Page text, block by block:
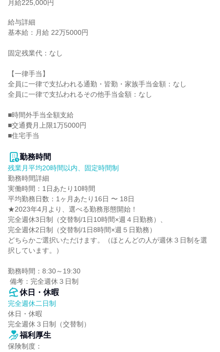
月給225,000円
給与詳細
基本給：月給 22万5000円
固定残業代：なし
【一律手当】
全員に一律で支払われる通勤・皆勤・家族手当金額：なし
全員に一律で支払われるその他手当金額：なし
■時間外手当全額支給
■交通費月上限1万5000円
■住宅手当
勤務時間
残業月平均20時間以内、固定時間制
勤務時間詳細
実働時間：1日あたり10時間
平均勤務日数：1ヶ月あたり16日 〜 18日
★2023年4月より、選べる勤務形態開始！
完全週休3日制（交替制/1日10時間×週４日勤務）、
完全週休2日制（交替制/1日8時間×週５日勤務）
どちらかご選択いただけます。（ほとんどの人が週休３日制を選
択しています。）
勤務時間：8:30～19:30
備考：完全週休３日制
休日・休暇
完全週休二日制
休日・休暇
完全週休３日制（交替制）
福利厚生
保険制度：